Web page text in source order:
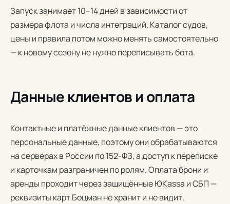
Запуск занимает 10–14 дней в зависимости от
размера флота и числа интеграций. Каталог судов,
цены и правила потом можно менять самостоятельно
— к новому сезону не нужно переписывать бота.
Данные клиентов и оплата
Контактные и платёжные данные клиентов — это
персональные данные, поэтому они обрабатываются
на серверах в России по 152-ФЗ, а доступ к переписке
и карточкам разграничен по ролям. Оплата брони и
аренды проходит через защищённые ЮKassa и СБП —
реквизиты карт Боцман не хранит и не видит.